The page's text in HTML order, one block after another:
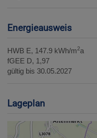
Energieausweis
HWB E, 147.9 kWh/m2a
fGEE D, 1,97
gültig bis 30.05.2027
Lageplan